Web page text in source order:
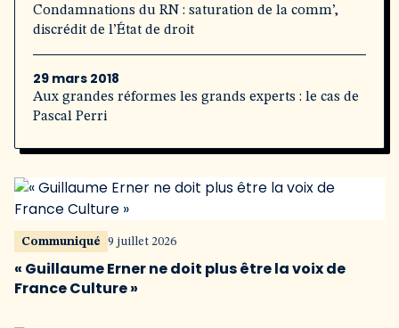
Condamnations du RN : saturation de la comm’,
discrédit de l’État de droit
29 mars 2018
Aux grandes réformes les grands experts : le cas de
Pascal Perri
Communiqué 9 juillet 2026
« Guillaume Erner ne doit plus être la voix de
France Culture »